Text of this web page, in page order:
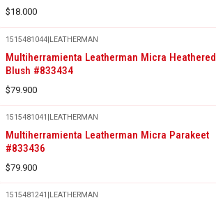
$18.000
1515481044|LEATHERMAN
Multiherramienta Leatherman Micra Heathered
Blush #833434
$79.900
1515481041 |LEATHERMAN
Multiherramienta Leatherman Micra Parakeet
#833436
$79.900
1515481241 |LEATHERMAN